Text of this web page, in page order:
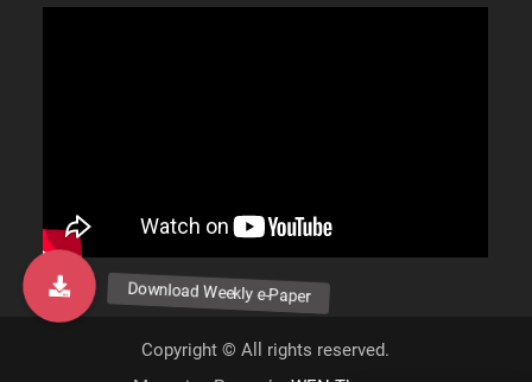
Copyright © All rights reserved.